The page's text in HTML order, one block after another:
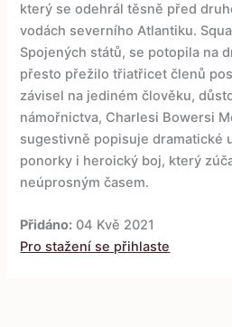
který se odehrál těsně před
vodách severního Atlantiku.
Spojených států, se potopila na
přesto přežilo třiatřicet členů
závisel na jediném člověku,
námořnictva, Charlesi Bowersi
sugestivně popisuje dramatické
ponorky i heroický boj, který
neúprosným časem.
Přidáno: 04 Kvě 2021
Pro stažení se přihlaste